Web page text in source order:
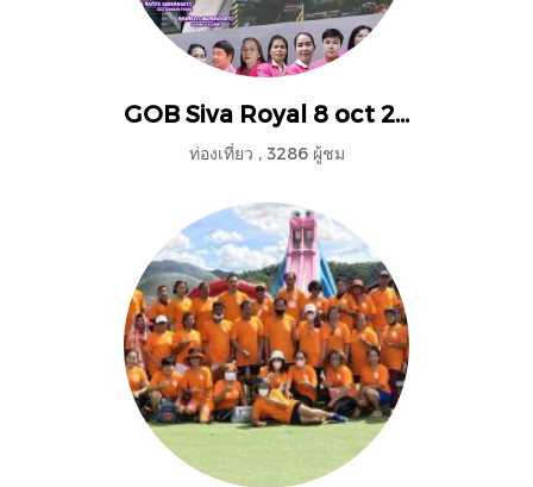
GOB Siva Royal 8 oct 2022
ท่องเที่ยว , 3286 ผู้ชม